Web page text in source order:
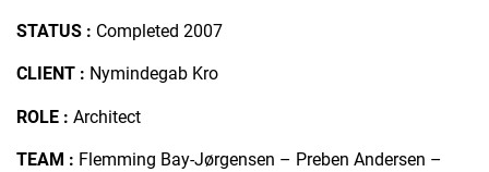
STATUS : Completed 2007
CLIENT : Nymindegab Kro
ROLE : Architect
TEAM : Flemming Bay-Jørgensen – Preben Andersen –